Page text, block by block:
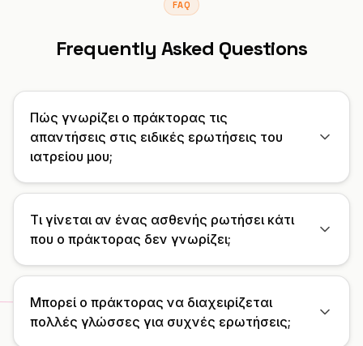
CRM
Διαθέσιμο και στο Microsoft Marketplace
Ανάπτυξε το Hanc AI στη συνδρομή Azure
σου
Ξενοδοχείο
Διαχείριση ακινήτων
Τηλεπικοινωνίες
Γυμναστήριο
Κτηνιατρική Κλινική
Δικηγορικό Γραφείο
Υπηρεσίες έκτακτης ανάγκης
Υπολογιστής ROI
ΔΗΜΙΟΎΡΓΗΣΕ
ΚΛΙΜΆΚΩΣΕ
Executive Συνεργάτης
Εγγραφή →
Δημιουργία πράκτορα
Σύνδεση
FAQ
Frequently Asked Questions
Πώς γνωρίζει ο πράκτορας τις
απαντήσεις στις ειδικές ερωτήσεις του
ιατρείου μου;
Τι γίνεται αν ένας ασθενής ρωτήσει κάτι
που ο πράκτορας δεν γνωρίζει;
Μπορεί ο πράκτορας να διαχειρίζεται
πολλές γλώσσες για συχνές ερωτήσεις;